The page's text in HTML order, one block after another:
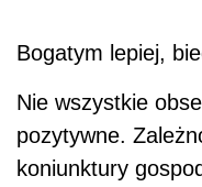
Bogatym lepiej,
Nie wszystkie
pozytywne.
koniunktury